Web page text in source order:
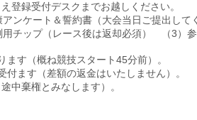
登録受付デスクまでお越しください。
ケート＆誓約書（大会当日ご提出して
チップ（レース後は返却必須） （3）
す（概ね競技スタート45分前）。
ます（差額の返金はいたしません）。
中棄権とみなします）。